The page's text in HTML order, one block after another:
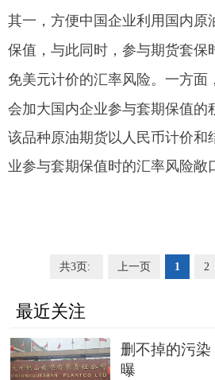
其一，方便中国企业利用国内原
保值，与此同时，参与期货套保
免美元计价的汇率风险。 一方面
会加大国内企业参与套期保值的
该品种原油期货以人民币计价和
业参与套期保值时的汇率风险敞
共3页: 上一页 1 2
最近关注
删不掉的污
曝